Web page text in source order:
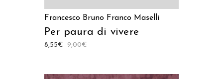
Francesco Bruno Franco Maselli
Per paura di vivere
9,00€
8,55€